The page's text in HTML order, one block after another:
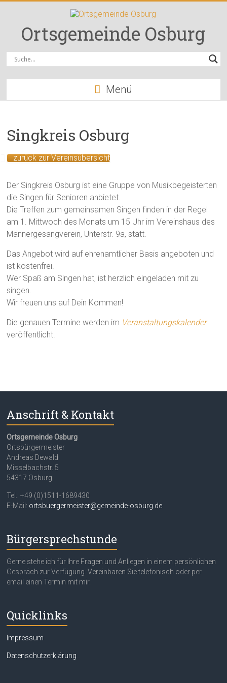
springenOrtsgemeinde Osburg
Menü
Singkreis Osburg
zurück zur Vereinsübersicht
Der Singkreis Osburg ist eine Gruppe von Musikbegeisterten
die Singen für Senioren anbietet.
Die Treffen zum gemeinsamen Singen finden in der Regel
am 1. Mittwoch des Monats um 15 Uhr im Vereinshaus des
Männergesangverein, Unterstr. 9a, statt.
Das Angebot wird auf ehrenamtlicher Basis angeboten und
ist kostenfrei.
Wer Spaß am Singen hat, ist herzlich eingeladen mit zu
singen.
Wir freuen uns auf Dein Kommen!
Die genauen Termine werden im Veranstaltungskalender
veröffentlicht.
Anschrift & Kontakt
Ortsgemeinde Osburg
Ortsbürgermeister
Andreas Dewald
Misselbachstr. 5
54317 Osburg
Tel.: +49 (0)1511-1689430
E-Mail: ortsbuergermeister@gemeinde-osburg.de
Bürgersprechstunde
Gerne stehe ich für Ihre Fragen und Anliegen in einem persönlichen
Gespräch zur Verfügung. Vereinbaren Sie telefonisch oder per
email einen Termin mit mir.
Quicklinks
Impressum
Datenschutzerklärung